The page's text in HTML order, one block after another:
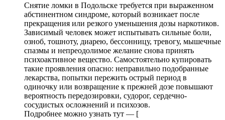
Снятие ломки в Подольске требуется при выраженном
абстинентном синдроме, который возникает после
прекращения или резкого уменьшения дозы наркотиков.
Зависимый человек может испытывать сильные боли,
озноб, тошноту, диарею, бессонницу, тревогу, мышечные
спазмы и непреодолимое желание снова принять
психоактивное вещество. Самостоятельно купировать
такие проявления опасно: неправильно подобранные
лекарства, попытки пережить острый период в
одиночку или возвращение к прежней дозе повышают
вероятность передозировки, судорог, сердечно-
сосудистых осложнений и психозов.
Подробнее можно узнать тут — [